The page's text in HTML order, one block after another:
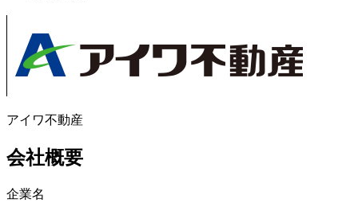
アイワ不動産
会社概要
企業名